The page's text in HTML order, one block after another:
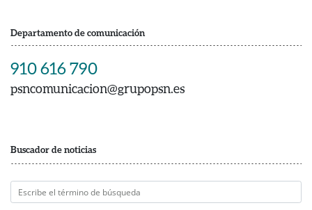
Departamento de comunicación
910 616 790
psncomunicacion@grupopsn.es
Buscador de noticias